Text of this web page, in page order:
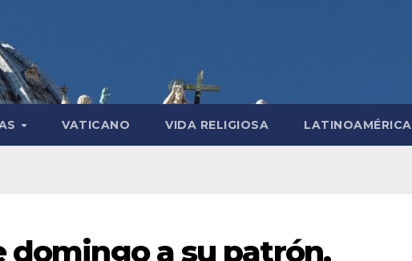
VATICANO VIDA RELIGIOSA LATINOAMÉRICA
domingo a su patrón,